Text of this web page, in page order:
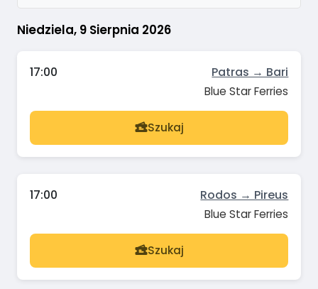
Niedziela, 9 Sierpnia 2026
17:00 Patras → Bari
Blue Star Ferries
Szukaj
17:00 Rodos → Pireus
Blue Star Ferries
Szukaj